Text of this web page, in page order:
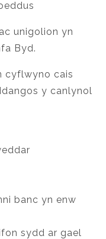
unigolion yn
Byd.
cyflwyno cais
y canlynol
banc yn enw
sydd ar gael